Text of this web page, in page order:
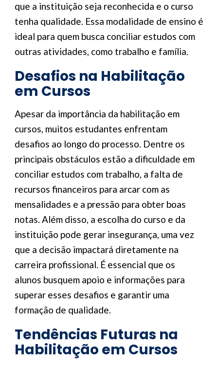
que a instituição seja reconhecida e o curso
tenha qualidade. Essa modalidade de ensino é
ideal para quem busca conciliar estudos com
outras atividades, como trabalho e família.
Desafios na Habilitação
em Cursos
Apesar da importância da habilitação em
cursos, muitos estudantes enfrentam
desafios ao longo do processo. Dentre os
principais obstáculos estão a dificuldade em
conciliar estudos com trabalho, a falta de
recursos financeiros para arcar com as
mensalidades e a pressão para obter boas
notas. Além disso, a escolha do curso e da
instituição pode gerar insegurança, uma vez
que a decisão impactará diretamente na
carreira profissional. É essencial que os
alunos busquem apoio e informações para
superar esses desafios e garantir uma
formação de qualidade.
Tendências Futuras na
Habilitação em Cursos